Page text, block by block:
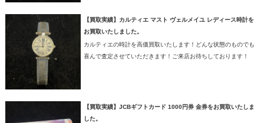
【買取実績】カルティエ マスト ヴェルメイユ レディース時計を
お買取いたしました。
カルティエの時計を高価買取いたします！どんな状態のものでも
喜んで査定させていただきます！ご来店お待ちしております！
【買取実績】JCBギフトカード 1000円券 金券をお買取いたしま
した。